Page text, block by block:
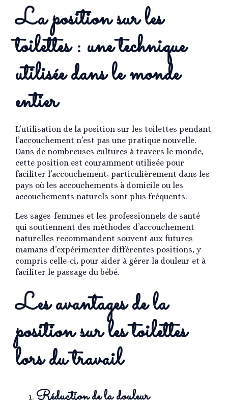
La position sur les
toilettes : une technique
utilisée dans le monde
entier
L’utilisation de la position sur les toilettes pendant
l’accouchement n’est pas une pratique nouvelle.
Dans de nombreuses cultures à travers le monde,
cette position est couramment utilisée pour
faciliter l’accouchement, particulièrement dans les
pays où les accouchements à domicile ou les
accouchements naturels sont plus fréquents.
Les sages-femmes et les professionnels de santé
qui soutiennent des méthodes d’accouchement
naturelles recommandent souvent aux futures
mamans d’expérimenter différentes positions, y
compris celle-ci, pour aider à gérer la douleur et à
faciliter le passage du bébé.
Les avantages de la
position sur les toilettes
lors du travail
Réduction de la douleur